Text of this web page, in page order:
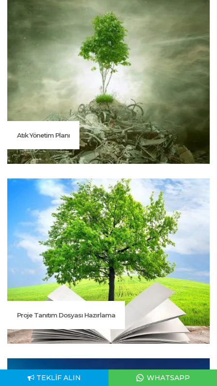
TEKLIF ALIN WHATSAPP
Atık Yönetim Planı
Proje Tanıtım Dosyası Hazırlama